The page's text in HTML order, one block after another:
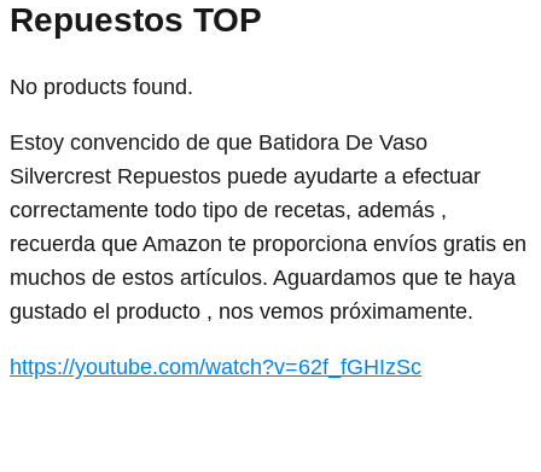
Repuestos TOP
No products found.
Estoy convencido de que Batidora De Vaso
Silvercrest Repuestos puede ayudarte a efectuar
correctamente todo tipo de recetas, además ,
recuerda que Amazon te proporciona envíos gratis en
muchos de estos artículos. Aguardamos que te haya
gustado el producto , nos vemos próximamente.
https://youtube.com/watch?v=62f_fGHIzSc